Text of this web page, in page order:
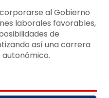
al Gobierno
laborales favorables,
de
así una carrera